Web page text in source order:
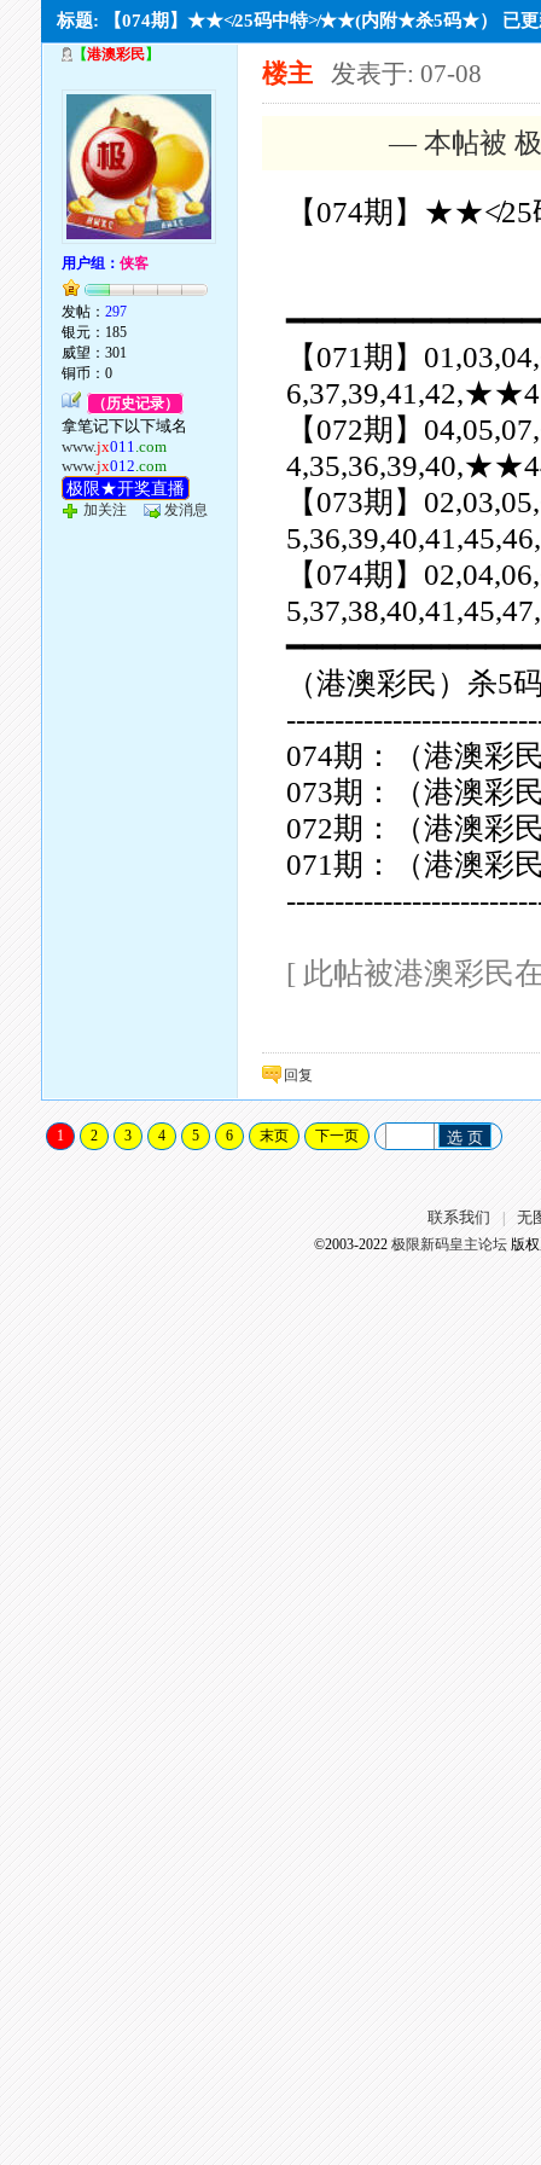
标题: 【074期】★★≮25码中特≯★★(内附★杀5码★） 已更
【港澳彩民】
用户组：侠客
发帖：297
银元：185
威望：301
铜币：0
（历史记录）
拿笔记下以下域名
www.jx011.com
www.jx012.com
极限★开奖直播
加关注 发消息
楼主 发表于: 07-08
— 本帖被
【074期】
【071期】
【072期】
【073期】
【074期】
（港澳彩民）杀5
074期：（港澳彩
073期：（港澳彩
072期：（港澳彩
071期：（港澳彩
[ 此帖被港澳彩民
回复
1 2 3 4 5 6 末页 下一页 选 页
联系我们 无
©2003-2022 极限新码皇主论坛版权